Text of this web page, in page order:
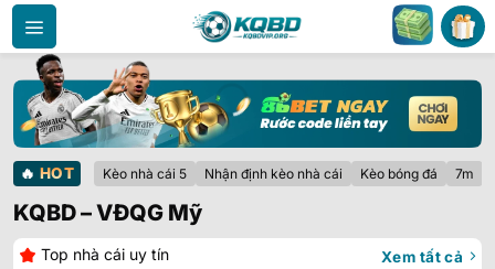
Bỏ
qua
dung
🔥 HOT Kèo nhà cái 5 Nhận định kèo nhà cái Kèo bóng đá 7m
KQBD – VĐQG Mỹ
Top nhà cái uy tín Xem tất cả